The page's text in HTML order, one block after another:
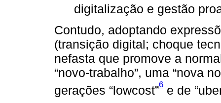
digitalização e gestão
Contudo, adoptando
(transição digital; choque
nefasta que promove a
“novo-trabalho”, uma “nova
gerações “lowcost”6 e de